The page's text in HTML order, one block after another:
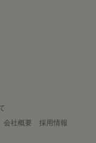
会社概要
採用情報